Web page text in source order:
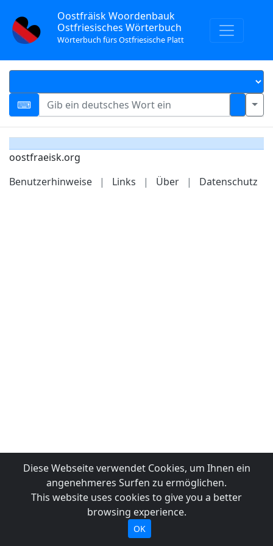
Oostfräisk Woordenbauk
Ostfriesisches Wörterbuch
Wörterbuch fürs Ostfriesische Platt
oostfraeisk.org
Benutzerhinweise
| Links | Über | Datenschutz
Diese Webseite verwendet Cookies, um Ihnen ein
angenehmeres Surfen zu ermöglichen.
This website uses cookies to give you a better
browsing experience.
OK